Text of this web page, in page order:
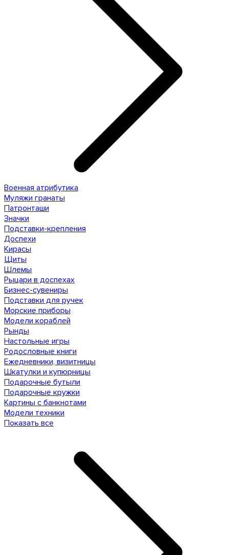
Военная атрибутика
Муляжи гранаты
Патронташи
Значки
Подставки-крепления
Доспехи
Кирасы
Щиты
Шлемы
Рыцари в доспехах
Бизнес-сувениры
Подставки для ручек
Морские приборы
Модели кораблей
Рынды
Настольные игры
Родословные книги
Ежедневники, визитницы
Шкатулки и купюрницы
Подарочные бутыли
Подарочные кружки
Картины с банкнотами
Модели техники
Показать все